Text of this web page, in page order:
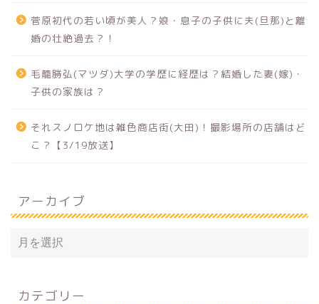
菅原初代の若い頃が美人？娘・息子の子供に夫(旦那)と離
婚の壮絶過去？！
毛籠勝弘(マツダ)大学の学歴に経歴は？結婚した妻(嫁)・
子供の家族は？
それスノロケ地は雑色商店街(大田)！撮影場所の店舗はど
こ？【3/19放送】
アーカイブ
カテゴリー